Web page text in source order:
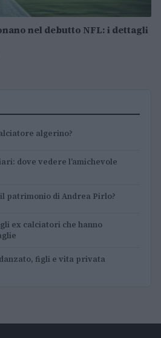
nel debutto NFL: i dettagli
algerino?
dove vedere l’amichevole
patrimonio di Andrea Pirlo?
ex calciatori che hanno
figli e vita privata